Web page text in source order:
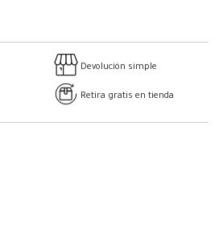
Devolución simple
Retira gratis en tienda